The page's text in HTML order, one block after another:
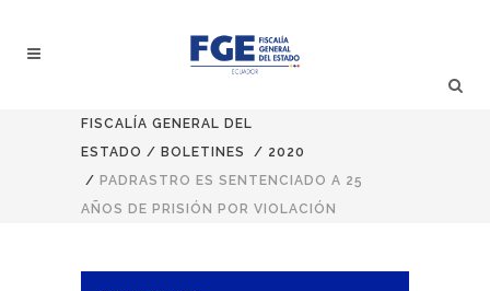
FISCALÍA GENERAL DEL
ESTADO / BOLETINES / 2020
/ PADRASTRO ES SENTENCIADO A 25
AÑOS DE PRISIÓN POR VIOLACIÓN